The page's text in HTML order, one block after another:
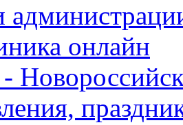
онлайн